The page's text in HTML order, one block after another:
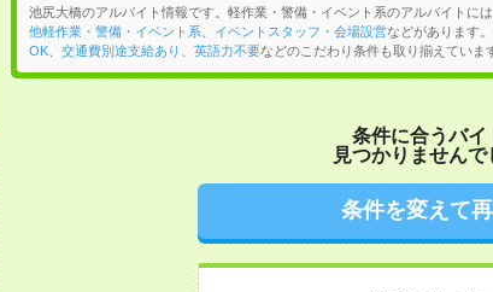
池尻大橋のアルバイト情報です。軽作業・警備・イベント系のアルバイトには
他軽作業・警備・イベント系
イベントスタッフ・会場設営などがあります
OK、 交通費別途支給あり 英語力不要などのこだわり条件も取り揃えていま
条件に合うバイ
見つかりませんで
条件を変えて